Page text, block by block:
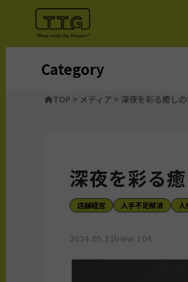
Category
TOP > メディア > 深夜を彩る癒し
深夜を彩る
店舗経営 人手不足解消
2024.05.31view 104